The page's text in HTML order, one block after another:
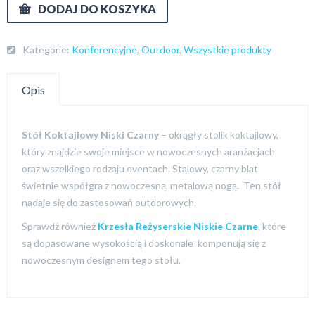
DODAJ DO KOSZYKA
Kategorie: Konferencyjne, Outdoor, Wszystkie produkty
Opis
Stół Koktajlowy Niski Czarny – okrągły stolik koktajlowy,
który znajdzie swoje miejsce w nowoczesnych aranżacjach
oraz wszelkiego rodzaju eventach. Stalowy, czarny blat
świetnie współgra z nowoczesną, metalową nogą. Ten stół
nadaje się do zastosowań outdorowych.
Sprawdź również Krzesła Reżyserskie Niskie Czarne, które
są dopasowane wysokością i doskonale komponują się z
nowoczesnym designem tego stołu.